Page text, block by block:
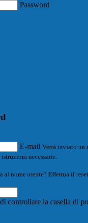
Password
E-mail Verrà inviato un
necessarie.
al nome utente? Effettua il
controllare la casella di